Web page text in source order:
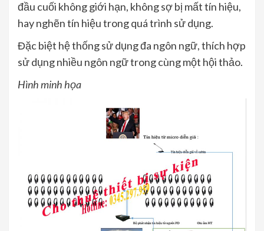
đầu cuối không giới hạn, không sợ bị mất tín hiệu,
hay nghẽn tín hiệu trong quá trình sử dụng.
Đặc biệt hệ thống sử dụng đa ngôn ngữ, thích hợp
sử dụng nhiều ngôn ngữ trong cùng một hội thảo.
Hình minh họa